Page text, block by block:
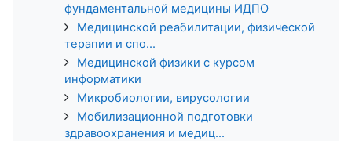
фундаментальной медицины ИДПО
Медицинской реабилитации, физической
терапии и спо...
Медицинской физики с курсом
информатики
Микробиологии, вирусологии
Мобилизационной подготовки
здравоохранения и медиц...